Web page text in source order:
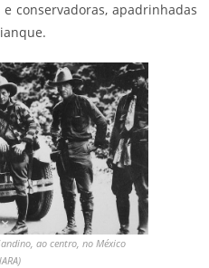
conservadoras, apadrinhadas
ao centro, no México